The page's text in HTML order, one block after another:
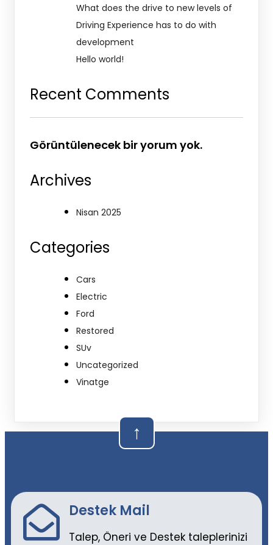
What does the drive to new levels of
Driving Experience has to do with
development
Hello world!
Recent Comments
Görüntülenecek bir yorum yok.
Archives
Nisan 2025
Categories
Cars
Electric
Ford
Restored
SUv
Uncategorized
Vinatge
↑
Destek Mail
Talep, Öneri ve Destek taleplerinizi